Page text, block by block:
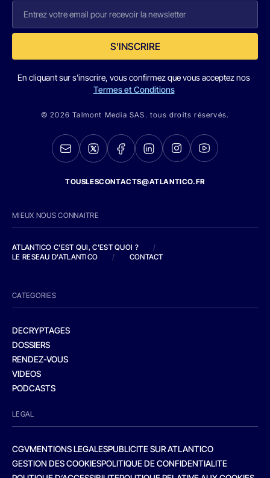
S'INSCRIRE
En cliquant sur s'inscrire, vous confirmez que vous acceptez nos
Termes et Conditions
© 2026 Talmont Media SAS. tous droits réservés.
TOUSLESCONTACTS@ATLANTICO.FR
MIEUX NOUS CONNAITRE
ATLANTICO C'EST QUI, C'EST QUOI ?
/
LE RESEAU D'ATLANTICO
/ CONTACT
CATEGORIES
DECRYPTAGES
DOSSIERS
RENDEZ-VOUS
VIDEOS
PODCASTS
LEGAL
CGVMENTIONS LEGALESPUBLICITE SUR ATLANTICO
GESTION DES COOKIESPOLITIQUE DE CONFIDENTIALITE